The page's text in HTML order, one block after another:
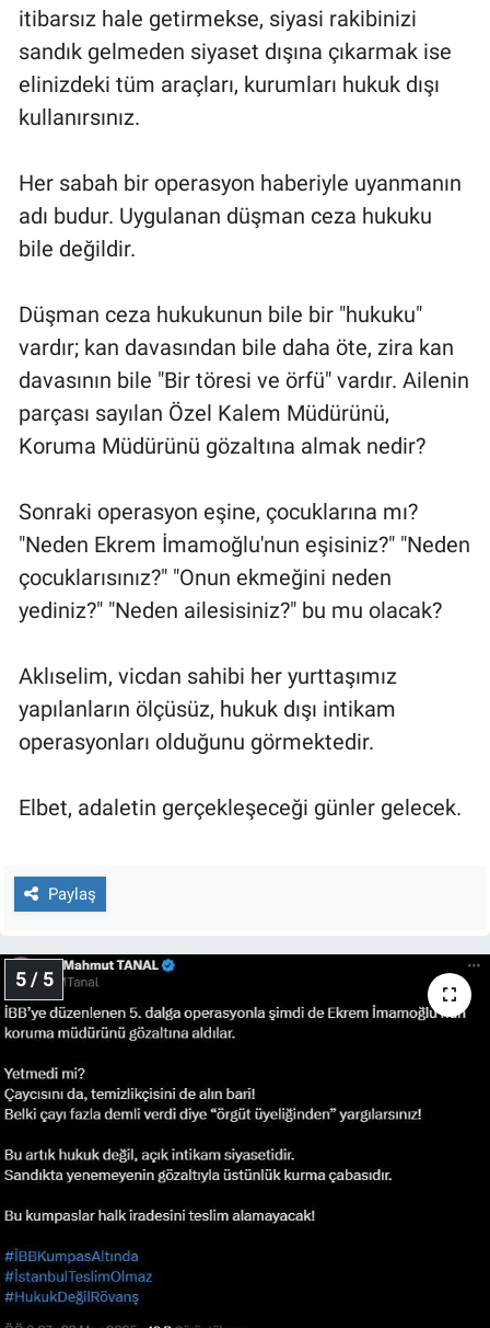
itibarsız hale getirmekse, siyasi rakibinizi
sandık gelmeden siyaset dışına çıkarmak ise
elinizdeki tüm araçları, kurumları hukuk dışı
kullanırsınız.
Her sabah bir operasyon haberiyle uyanmanın
adı budur. Uygulanan düşman ceza hukuku
bile değildir.
Düşman ceza hukukunun bile bir "hukuku"
vardır; kan davasından bile daha öte, zira kan
davasının bile "Bir töresi ve örfü" vardır. Ailenin
parçası sayılan Özel Kalem Müdürünü,
Koruma Müdürünü gözaltına almak nedir?
Sonraki operasyon eşine, çocuklarına mı?
"Neden Ekrem İmamoğlu'nun eşisiniz?" "Neden
çocuklarısınız?" "Onun ekmeğini neden
yediniz?" "Neden ailesisiniz?" bu mu olacak?
Aklıselim, vicdan sahibi her yurttaşımız
yapılanların ölçüsüz, hukuk dışı intikam
operasyonları olduğunu görmektedir.
Elbet, adaletin gerçekleşeceği günler gelecek.
Paylaş
5 / 5